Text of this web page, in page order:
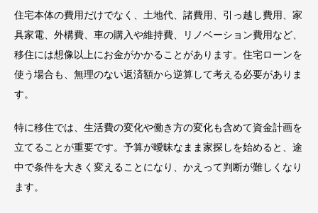
住宅本体の費用だけでなく、土地代、諸費用、引っ越し費用、家
具家電、外構費、車の購入や維持費、リノベーション費用など、
移住には想像以上にお金がかかることがあります。住宅ローンを
使う場合も、無理のない返済額から逆算して考える必要がありま
す。
特に移住では、生活費の変化や働き方の変化も含めて資金計画を
立てることが重要です。予算が曖昧なまま家探しを始めると、途
中で条件を大きく変えることになり、かえって判断が難しくなり
ます。